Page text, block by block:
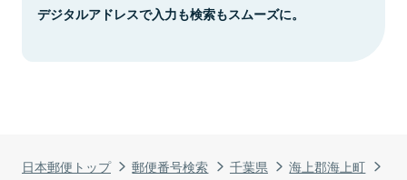
日本郵便トップ 郵便番号検索 千葉県
海上郡海上町
デジタルアドレスで入力も検索もスムーズに。